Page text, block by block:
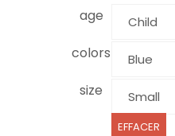
age
colors
size
EFFACER